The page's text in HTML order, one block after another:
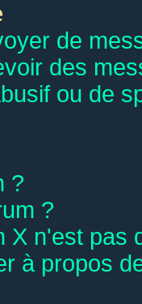
de
des
ou de
?
?
X n'est pas
à propos